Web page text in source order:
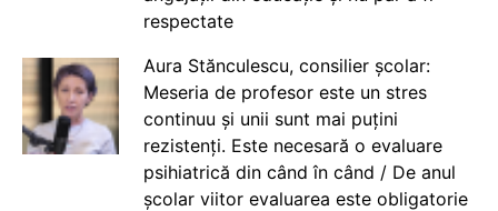
respectate
Aura Stănculescu, consilier școlar:
Meseria de profesor este un stres
continuu și unii sunt mai puțini
rezistenți. Este necesară o evaluare
psihiatrică din când în când / De anul
școlar viitor evaluarea este obligatorie